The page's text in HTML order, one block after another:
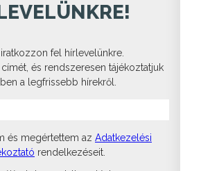
fel hírlevelünkre.
és rendszeresen tájékoztatjuk
a legfrissebb hírekről.
és megértettem az Adatkezelési
rendelkezéseit.